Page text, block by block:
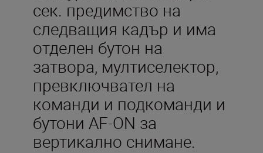
сек. предимство на
следващия кадър и има
отделен бутон на
затвора, мултиселектор,
превключвател на
команди и подкоманди и
бутони AF-ON за
вертикално снимане.